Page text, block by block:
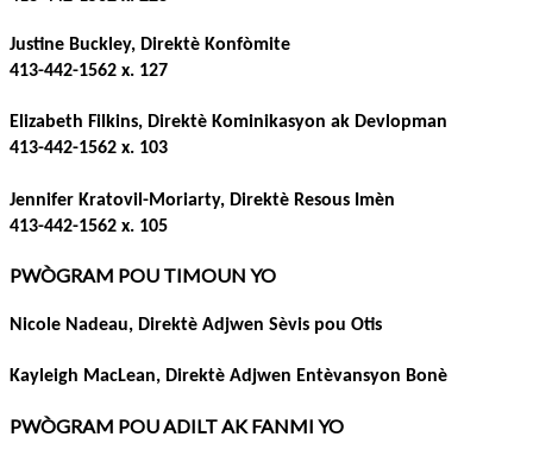
Justine Buckley, Direktè Konfòmite
413-442-1562 x. 127
Elizabeth Filkins, Direktè Kominikasyon ak Devlopman
413-442-1562 x. 103
Jennifer Kratovil-Moriarty, Direktè Resous Imèn
413-442-1562 x. 105
PWÒGRAM POU TIMOUN YO
Nicole Nadeau, Direktè Adjwen Sèvis pou Otis
Kayleigh MacLean, Direktè Adjwen Entèvansyon Bonè
PWÒGRAM POU ADILT AK FANMI YO